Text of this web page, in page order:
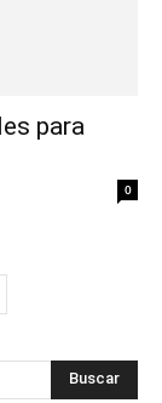
para
0